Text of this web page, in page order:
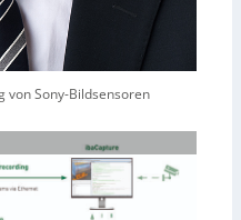
von Sony-Bildsensoren